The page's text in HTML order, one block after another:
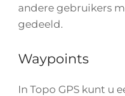
andere gebruikers
gedeeld.
Waypoints
In Topo GPS kunt u